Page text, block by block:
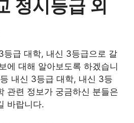
정시등급 외
등급 대학, 내신 3등급으로 갈
에 대해 알아보도록 하겠습니
내신 3등급 대학, 내신 3등
관련 정보가 궁금하신 분들은
바랍니다.